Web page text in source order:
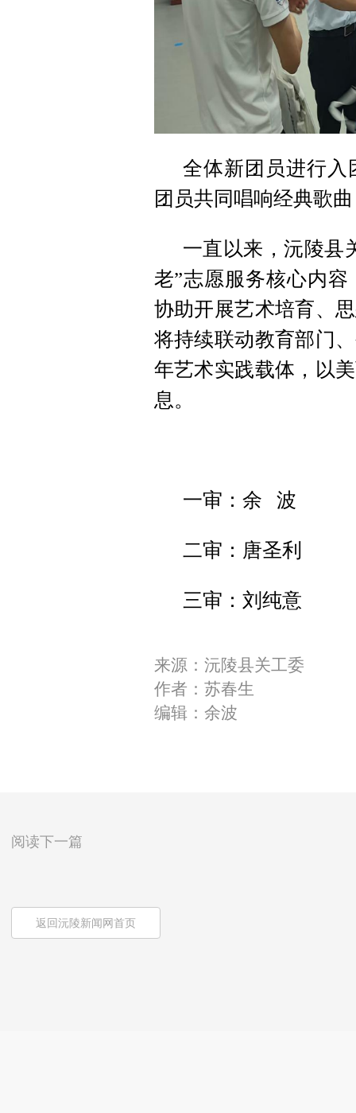
全体新团员进行入
团员共同唱响经典歌
一直以来，沅陵县
老”志愿服务核心内
协助开展艺术培育、
将持续联动教育部门
年艺术实践载体，以
息。
一审：余 波
二审：唐圣利
三审：刘纯意
来源：沅陵县关工委
作者：苏春生
编辑：余波
阅读下一篇
返回沅陵新闻网首页